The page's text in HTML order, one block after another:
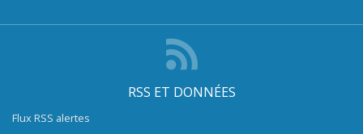
RSS ET DONNÉES
Flux RSS alertes